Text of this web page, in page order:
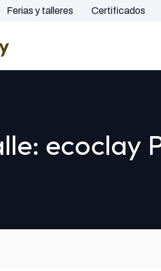
Ferias y talleres Certificados
ecoclay